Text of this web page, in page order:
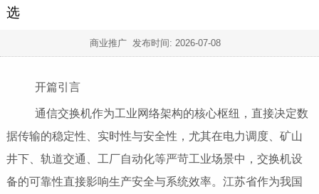
选
商业推广 发布时间: 2026-07-08
开篇引言
通信交换机作为工业网络架构的核心枢纽，直接决定数
据传输的稳定性、实时性与安全性，尤其在电力调度、矿山
井下、轨道交通、工厂自动化等严苛工业场景中，交换机设
备的可靠性直接影响生产安全与系统效率。江苏省作为我国